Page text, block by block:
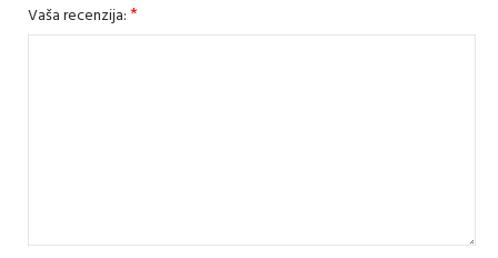
Vaša recenzija:*